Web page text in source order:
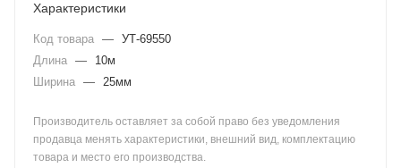
Характеристики
Код товара — УТ-69550
Длина —
10м
Ширина — 25мм
Производитель оставляет за собой право без уведомления
продавца менять характеристики, внешний вид, комплектацию
товара и место его производства.